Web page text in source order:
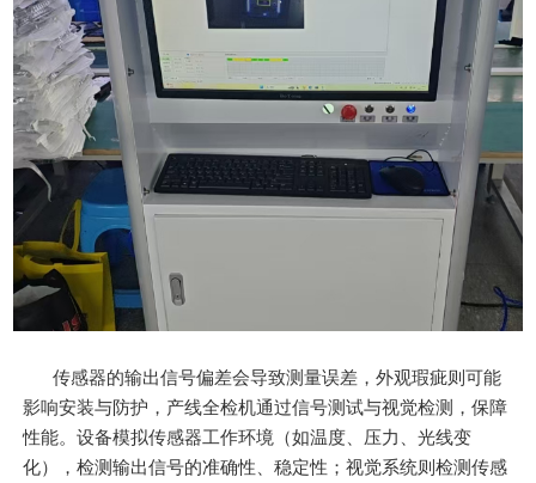
传感器的输出信号偏差会导致测量误差，外观瑕疵则可能
影响安装与防护，产线全检机通过信号测试与视觉检测，保障
性能。设备模拟传感器工作环境（如温度、压力、光线变
化），检测输出信号的准确性、稳定性；视觉系统则检测传感